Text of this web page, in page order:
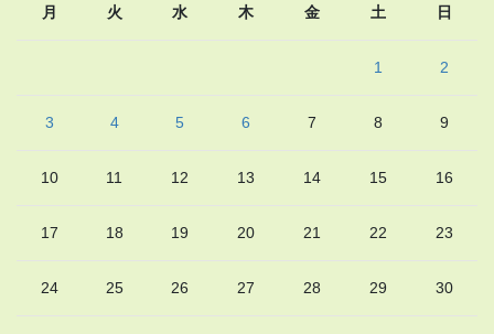
月 火 水 木 金 土 日
1 2
3 4 5 6 7 8 9
10 11 12 13 14 15 16
17 18 19 20 21 22 23
24 25 26 27 28 29 30